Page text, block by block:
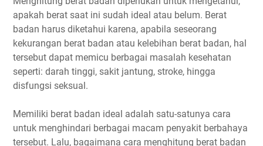
apakah berat saat ini sudah ideal atau belum. Berat
badan harus diketahui karena, apabila seseorang
kekurangan berat badan atau kelebihan berat badan, hal
tersebut dapat memicu berbagai masalah kesehatan
seperti: darah tinggi, sakit jantung, stroke, hingga
disfungsi seksual.
Memiliki berat badan ideal adalah satu-satunya cara
untuk menghindari berbagai macam penyakit berbahaya
tersebut. Lalu, bagaimana cara menghitung berat badan